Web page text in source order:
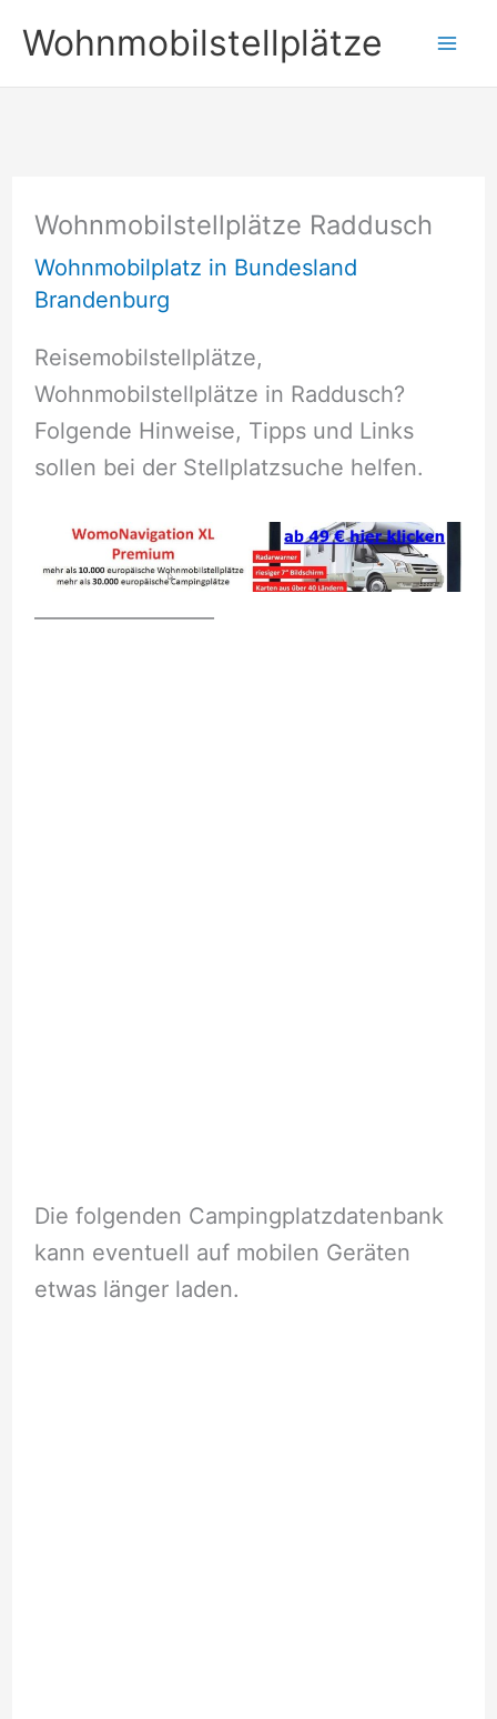
Inhalt
springen
Wohnmobilstellplätze
Wohnmobilstellplätze Raddusch
Wohnmobilplatz in Bundesland
Brandenburg
Reisemobilstellplätze,
Wohnmobilstellplätze in Raddusch?
Folgende Hinweise, Tipps und Links
sollen bei der Stellplatzsuche helfen.
Die folgenden Campingplatzdatenbank
kann eventuell auf mobilen Geräten
etwas länger laden.